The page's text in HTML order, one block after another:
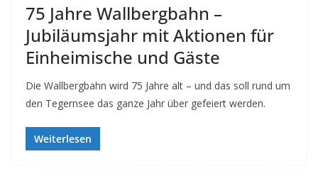
75 Jahre Wallbergbahn –
Jubiläumsjahr mit Aktionen für
Einheimische und Gäste
Die Wallbergbahn wird 75 Jahre alt – und das soll rund um
den Tegernsee das ganze Jahr über gefeiert werden.
Weiterlesen